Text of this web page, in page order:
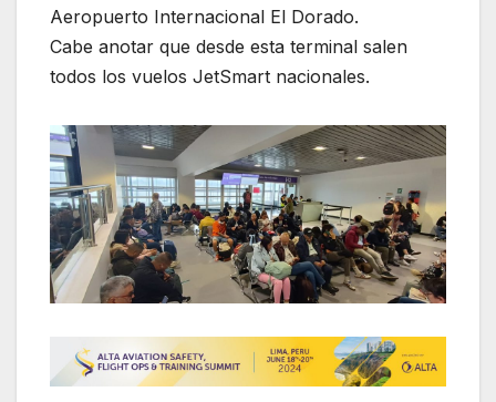
Aeropuerto Internacional El Dorado.
Cabe anotar que desde esta terminal salen
todos los vuelos JetSmart nacionales.